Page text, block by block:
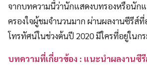
จากบทความนี้ว่านักแสดงบทรองหรือนัก
ครองใจผู้ชมจำนวนมาก ผ่านผลงานซีรีส์
โทรทัศน์ในช่วงต้นปี 2020 มีใครที่อยู่ในก
บทความที่เกี่ยวข้อง : แนะนำผลงานซี